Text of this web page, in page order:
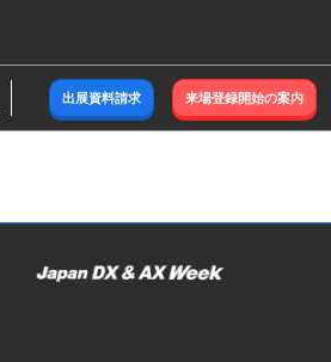
出展資料請求 来場登録開始の案内